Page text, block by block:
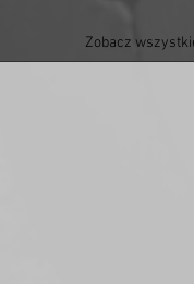
Zobacz